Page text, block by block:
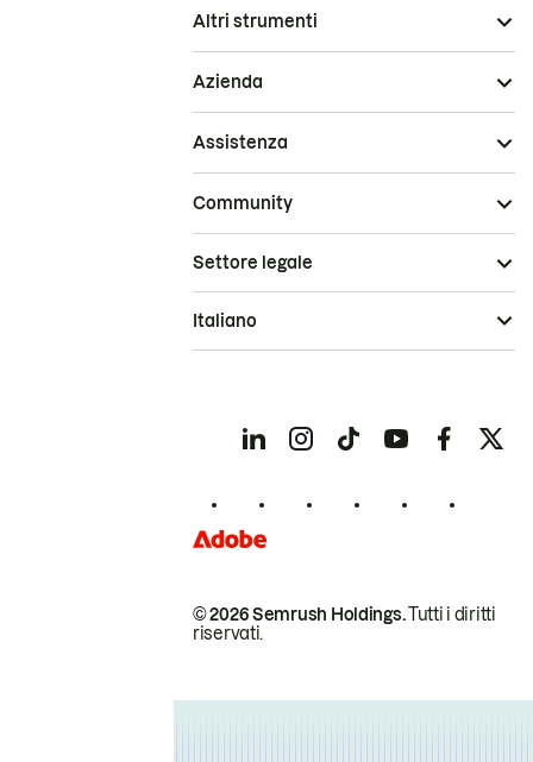
Altri strumenti
Azienda
Assistenza
Community
© 2026 Semrush Holdings.Tutti i diritti
riservati.
Settore legale
Italiano